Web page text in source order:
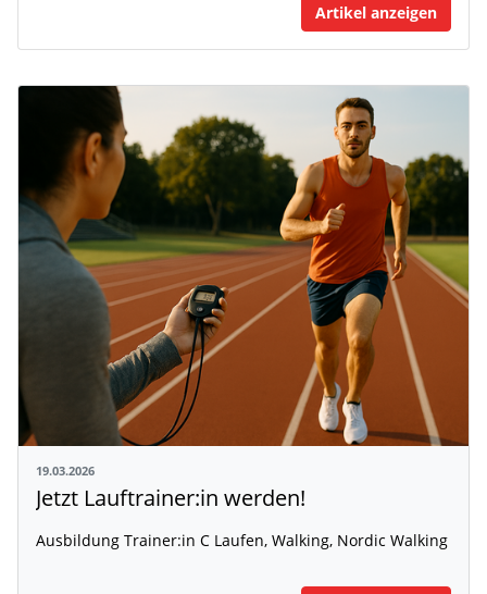
Artikel anzeigen
19.03.2026
Jetzt Lauftrainer:in werden!
Ausbildung Trainer:in C Laufen, Walking, Nordic Walking